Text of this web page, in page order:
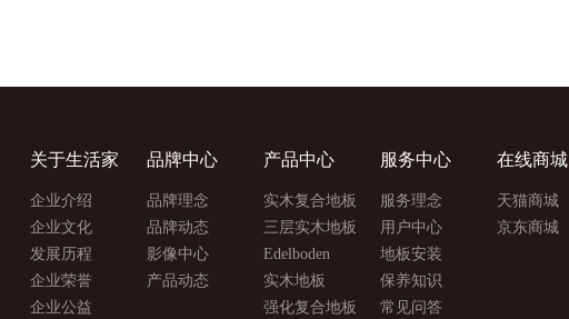
关于生活家
企业介绍
企业文化
发展历程
企业荣誉
企业公益
品牌中心
品牌理念
品牌动态
影像中心
产品动态
产品中心
实木复合地板
三层实木地板
Edelboden
实木地板
强化复合地板
服务中心
服务理念
用户中心
地板安装
保养知识
常见问答
在线商城
天猫商城
京东商城